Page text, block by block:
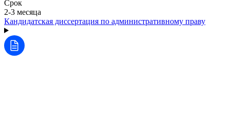
Срок
2-3 месяца
Кандидатская диссертация по административному праву